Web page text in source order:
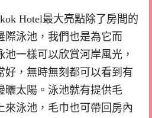
Hotel最大亮點除了房間的
際泳池，我們也是為它而
一樣可以欣賞河岸風光，
好，無時無刻都可以看到有
曬太陽。泳池就有提供毛
來泳池，毛巾也可帶回房內